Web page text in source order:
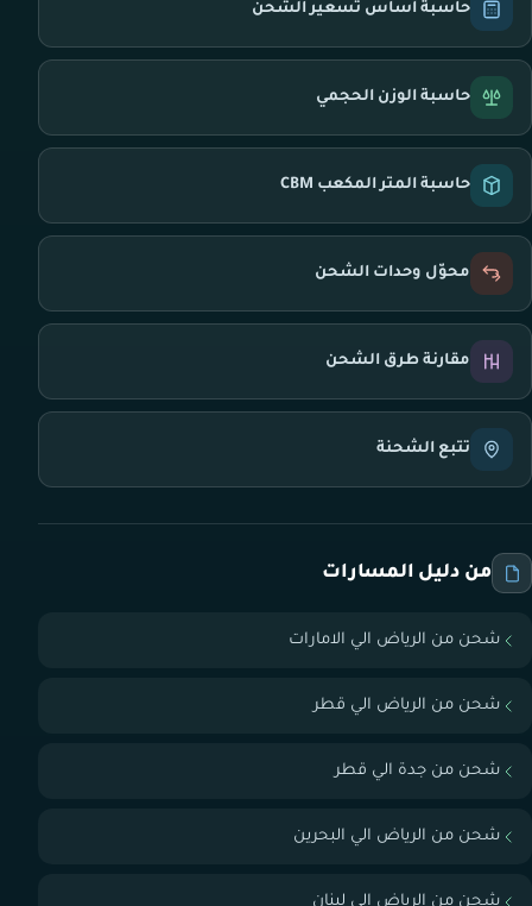
حاسبة أساس تسعير الشحن
حاسبة الوزن الحجمي
حاسبة المتر المكعب CBM
محوّل وحدات الشحن
مقارنة طرق الشحن
تتبع الشحنة
من دليل المسارات
شحن من الرياض الي الامارات
شحن من الرياض الي قطر
شحن من جدة الي قطر
شحن من الرياض الي البحرين
شحن من الرياض الي لبنان